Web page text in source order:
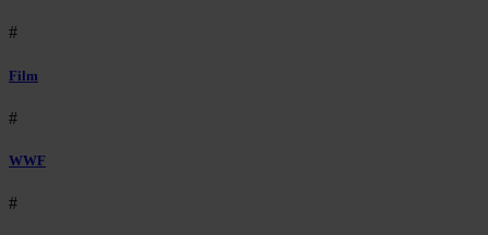
#
Film
#
WWF
#